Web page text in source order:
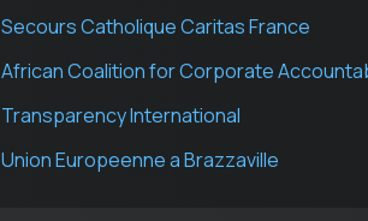
Secours Catholique Caritas France
African Coalition for Corporate
Transparency International
Union Europeenne a Brazzaville